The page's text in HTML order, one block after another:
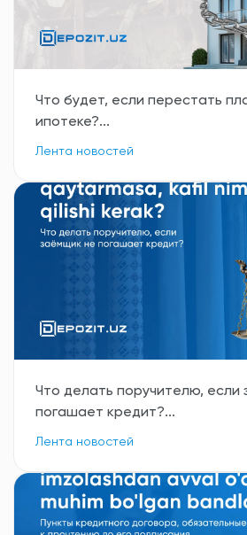
Что будет, если перестать
ипотеке?...
Лента новостей
Что делать поручителю, если
погашает кредит?...
Лента новостей